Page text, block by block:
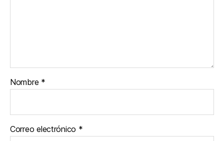
Nombre *
Correo electrónico *